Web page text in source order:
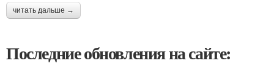
читать дальше →
Последние обновления на сайте: